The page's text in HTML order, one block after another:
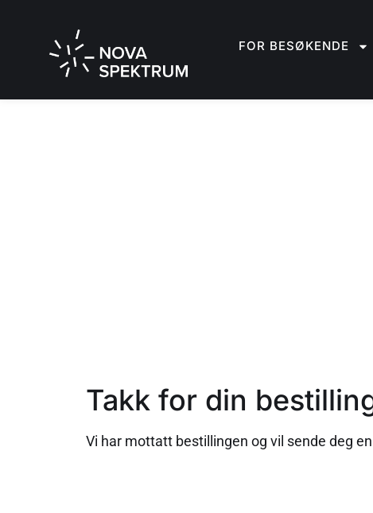
FOR BESØKENDE
Takk for din
Vi har mottatt bestillingen og vil sende deg